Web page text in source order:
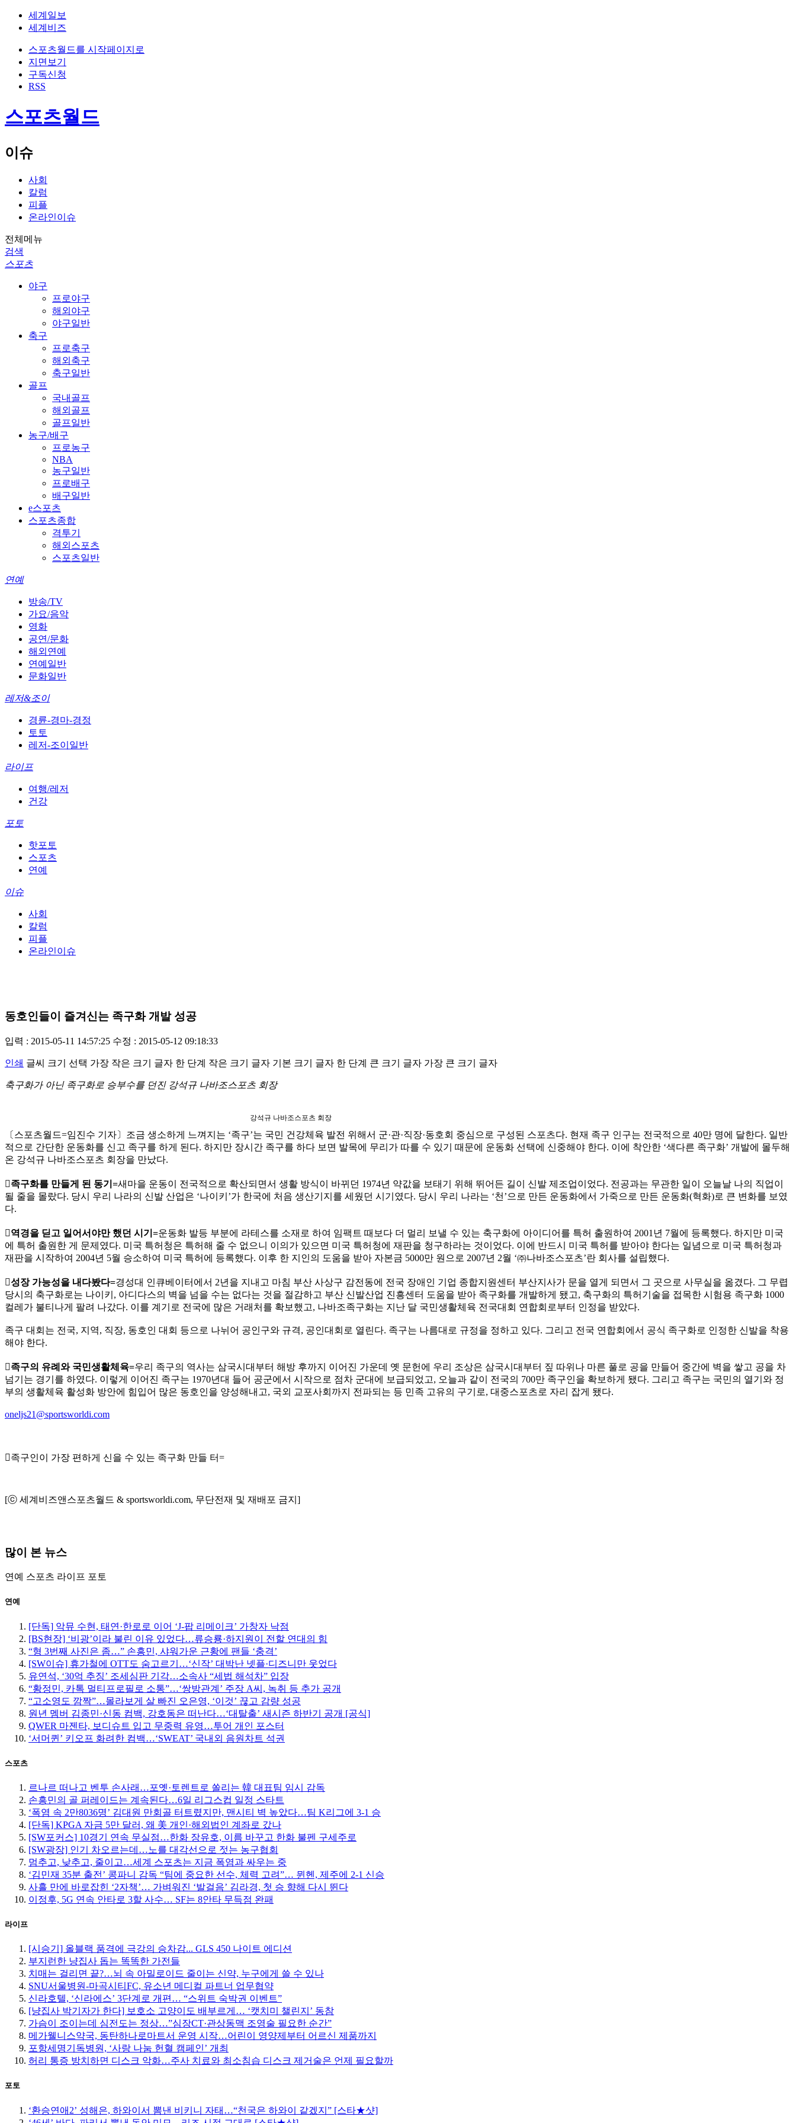
세계일보
세계비즈
스포츠월드를 시작페이지로
지면보기
구독신청
RSS
스포츠월드
이슈
사회
칼럼
피플
온라인이슈
전체메뉴
검색
스포츠
야구
프로야구
해외야구
야구일반
축구
프로축구
해외축구
축구일반
골프
국내골프
해외골프
골프일반
농구/배구
프로농구
NBA
농구일반
프로배구
배구일반
e스포츠
스포츠종합
격투기
해외스포츠
스포츠일반
연예
방송/TV
가요/음악
영화
공연/문화
해외연예
연예일반
문화일반
레저&조이
경륜-경마-경정
토토
레저-조이일반
라이프
여행/레저
건강
포토
핫포토
스포츠
연예
이슈
사회
칼럼
피플
온라인이슈
동호인들이 즐겨신는 족구화 개발 성공
입력 : 2015-05-11 14:57:25 수정 : 2015-05-12 09:18:33
인쇄 글씨 크기 선택 가장 작은 크기 글자 한 단계 작은 크기 글자 기본 크기 글자 한 단계 큰 크기 글자 가장 큰 크기 글자
축구화가 아닌 족구화로 승부수를 던진 강석규 나바조스포츠 회장
강석규 나바조스포츠 회장
〔스포츠월드=임진수 기자〕조금 생소하게 느껴지는 ‘족구’는 국민 건강체육 발전 위해서 군·관·직장·동호회 중심으로 구성된 스포츠다. 현재 족구 인구는 전국적으로 40만 명에 달한다. 일반
적으로 간단한 운동화를 신고 족구를 하게 된다. 하지만 장시간 족구를 하다 보면 발목에 무리가 따를 수 있기 때문에 운동화 선택에 신중해야 한다. 이에 착안한 ‘색다른 족구화’ 개발에 몰두해
온 강석규 나바조스포츠 회장을 만났다.
족구화를 만들게 된 동기=새마을 운동이 전국적으로 확산되면서 생활 방식이 바뀌던 1974년 약값을 보태기 위해 뛰어든 길이 신발 제조업이었다. 전공과는 무관한 일이 오늘날 나의 직업이
될 줄을 몰랐다. 당시 우리 나라의 신발 산업은 ‘나이키’가 한국에 처음 생산기지를 세웠던 시기였다. 당시 우리 나라는 ‘천’으로 만든 운동화에서 가죽으로 만든 운동화(혁화)로 큰 변화를 보였
다.
역경을 딛고 일어서야만 했던 시기=운동화 발등 부분에 라테스를 소재로 하여 임팩트 때보다 더 멀리 보낼 수 있는 축구화에 아이디어를 특허 출원하여 2001년 7월에 등록했다. 하지만 미국
에 특허 출원한 게 문제였다. 미국 특허청은 특허해 줄 수 없으니 이의가 있으면 미국 특허청에 재판을 청구하라는 것이었다. 이에 반드시 미국 특허를 받아야 한다는 일념으로 미국 특허청과
재판을 시작하여 2004년 5월 승소하여 미국 특허에 등록했다. 이후 한 지인의 도움을 받아 자본금 5000만 원으로 2007년 2월 ‘㈜나바조스포츠’란 회사를 설립했다.
성장 가능성을 내다봤다=경성대 인큐베이터에서 2년을 지내고 마침 부산 사상구 감전동에 전국 장애인 기업 종합지원센터 부산지사가 문을 열게 되면서 그 곳으로 사무실을 옮겼다. 그 무렵
당시의 축구화로는 나이키, 아디다스의 벽을 넘을 수는 없다는 것을 절감하고 부산 신발산업 진흥센터 도움을 받아 족구화를 개발하게 됐고, 축구화의 특허기술을 접목한 시험용 족구화 1000
컬레가 불티나게 팔려 나갔다. 이를 계기로 전국에 많은 거래처를 확보했고, 나바조족구화는 지난 달 국민생활체육 전국대회 연합회로부터 인정을 받았다.
족구 대회는 전국, 지역, 직장, 동호인 대회 등으로 나뉘어 공인구와 규격, 공인대회로 열린다. 족구는 나름대로 규정을 정하고 있다. 그리고 전국 연합회에서 공식 족구화로 인정한 신발을 착용
해야 한다.
족구의 유례와 국민생활체육=우리 족구의 역사는 삼국시대부터 해방 후까지 이어진 가운데 옛 문헌에 우리 조상은 삼국시대부터 짚 따위나 마른 풀로 공을 만들어 중간에 벽을 쌓고 공을 차
넘기는 경기를 하였다. 이렇게 이어진 족구는 1970년대 들어 공군에서 시작으로 점차 군대에 보급되었고, 오늘과 같이 전국의 700만 족구인을 확보하게 됐다. 그리고 족구는 국민의 열기와 정
부의 생활체육 활성화 방안에 힘입어 많은 동호인을 양성해내고, 국외 교포사회까지 전파되는 등 민족 고유의 구기로, 대중스포츠로 자리 잡게 됐다.
oneljs21@sportsworldi.com
족구인이 가장 편하게 신을 수 있는 족구화 만들 터=
[ⓒ 세계비즈앤스포츠월드 & sportsworldi.com, 무단전재 및 재배포 금지]
많이 본 뉴스
연예 스포츠 라이프 포토
연예
[단독] 악뮤 수현, 태연·한로로 이어 ‘J-팝 리메이크’ 가창자 낙점
[BS현장] ‘비광’이라 불린 이유 있었다…류승룡·하지원이 전할 연대의 힘
“형 3번째 사진은 좀…” 손흥민, 샤워가운 근황에 팬들 ‘충격’
[SW이슈] 휴가철에 OTT도 숨고르기…‘신작’ 대박난 넷플·디즈니만 웃었다
유연석, ‘30억 추징’ 조세심판 기각…소속사 “세법 해석차” 입장
“황정민, 카톡 멀티프로필로 소통”…‘쌍방관계’ 주장 A씨, 녹취 등 추가 공개
“고소영도 깜짝”…몰라보게 살 빠진 오은영, ‘이것’ 끊고 감량 성공
원년 멤버 김종민·신동 컴백, 강호동은 떠난다…‘대탈출’ 새시즌 하반기 공개 [공식]
QWER 마젠타, 보디슈트 입고 무중력 유영…투어 개인 포스터
‘서머퀸’ 키오프 화려한 컴백…‘SWEAT’ 국내외 음원차트 석권
스포츠
르나르 떠나고 벤투 손사래…포옛·토렌트로 쏠리는 韓 대표팀 임시 감독
손흥민의 골 퍼레이드는 계속된다…6일 리그스컵 일정 스타트
‘폭염 속 2만8036명’ 김대원 만회골 터트렸지만, 맨시티 벽 높았다…팀 K리그에 3-1 승
[단독] KPGA 자금 5만 달러, 왜 美 개인·해외법인 계좌로 갔나
[SW포커스] 10경기 연속 무실점…한화 장유호, 이름 바꾸고 한화 불펜 구세주로
[SW광장] 인기 차오르는데…노를 대각선으로 젓는 농구협회
멈추고, 낮추고, 줄이고…세계 스포츠는 지금 폭염과 싸우는 중
‘김민재 35분 출전’ 콩파니 감독 “팀에 중요한 선수, 체력 고려”… 뮌헨, 제주에 2-1 신승
사흘 만에 바로잡힌 ‘2자책’… 가벼워진 ‘발걸음’ 김라경, 첫 승 향해 다시 뛴다
이정후, 5G 연속 안타로 3할 사수… SF는 8안타 무득점 완패
라이프
[시승기] 올블랙 품격에 극강의 승차감... GLS 450 나이트 에디션
부지런한 냥집사 돕는 똑똑한 가전들
치매는 걸리면 끝?…뇌 속 아밀로이드 줄이는 신약, 누구에게 쓸 수 있나
SNU서울병원-마곡시티FC, 유소년 메디컬 파트너 업무협약
신라호텔, ‘신라에스’ 3단계로 개편… “스위트 숙박권 이벤트”
[냥집사 박기자가 한다] 보호소 고양이도 배부르게… ‘캣치미 챌린지’ 동참
가슴이 조이는데 심전도는 정상…”심장CT·관상동맥 조영술 필요한 순간”
메가웰니스약국, 동탄하나로마트서 운영 시작…어린이 영양제부터 어르신 제품까지
포항세명기독병원, ‘사랑 나눔 헌혈 캠페인’ 개최
허리 통증 방치하면 디스크 악화…주사 치료와 최소침습 디스크 제거술은 언제 필요할까
포토
‘환승연애2’ 성해은, 하와이서 뽐낸 비키니 자태…“천국은 하와이 같겠지” [스타★샷]